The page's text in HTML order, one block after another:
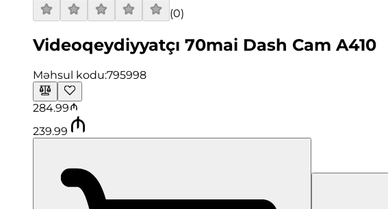
(0)
Videoqeydiyyatçı 70mai Dash Cam A410
Məhsul kodu:795998
284.99
239.99